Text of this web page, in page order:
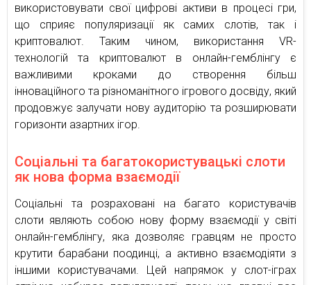
використовувати свої цифрові активи в процесі гри,
що сприяє популяризації як самих слотів, так і
криптовалют. Таким чином, використання VR-
технологій та криптовалют в онлайн-гемблінгу є
важливими кроками до створення більш
інноваційного та різноманітного ігрового досвіду, який
продовжує залучати нову аудиторію та розширювати
горизонти азартних ігор.
Соціальні та багатокористувацькі слоти
як нова форма взаємодії
Соціальні та розраховані на багато користувачів
слоти являють собою нову форму взаємодії у світі
онлайн-гемблінгу, яка дозволяє гравцям не просто
крутити барабани поодинці, а активно взаємодіяти з
іншими користувачами. Цей напрямок у слот-іграх